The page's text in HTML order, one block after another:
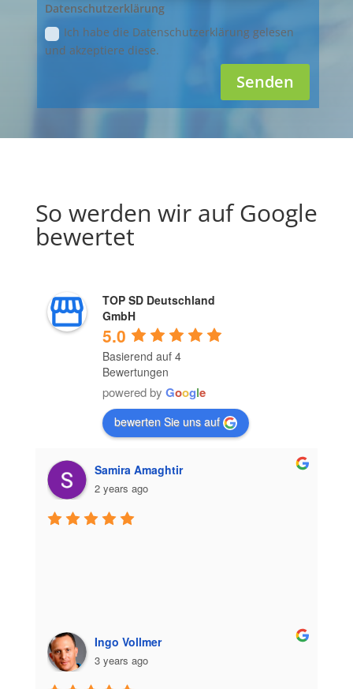
Datenschutzerklärung
Ich habe die Datenschutzerklärung gelesen
und akzeptiere diese.
Senden
So werden wir auf Google
bewertet
TOP SD Deutschland
GmbH
5.0
Basierend auf 4
Bewertungen
powered by Google
bewerten Sie uns auf
Samira Amaghtir
2 years ago
Ingo Vollmer
3 years ago